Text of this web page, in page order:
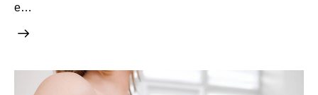
е…